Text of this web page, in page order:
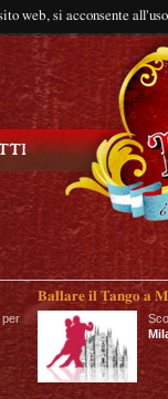
web, si acconsente
per
Ballare il Tango a